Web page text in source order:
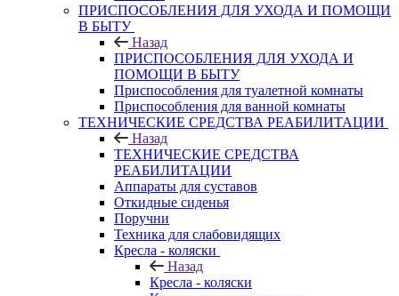
ПРИСПОСОБЛЕНИЯ ДЛЯ УХОДА И ПОМОЩИ
В БЫТУ
Назад
ПРИСПОСОБЛЕНИЯ ДЛЯ УХОДА И
ПОМОЩИ В БЫТУ
Приспособления для туалетной комнаты
Приспособления для ванной комнаты
ТЕХНИЧЕСКИЕ СРЕДСТВА РЕАБИЛИТАЦИИ
Назад
ТЕХНИЧЕСКИЕ СРЕДСТВА
РЕАБИЛИТАЦИИ
Аппараты для суставов
Откидные сиденья
Поручни
Техника для слабовидящих
Кресла - коляски
Назад
Кресла - коляски